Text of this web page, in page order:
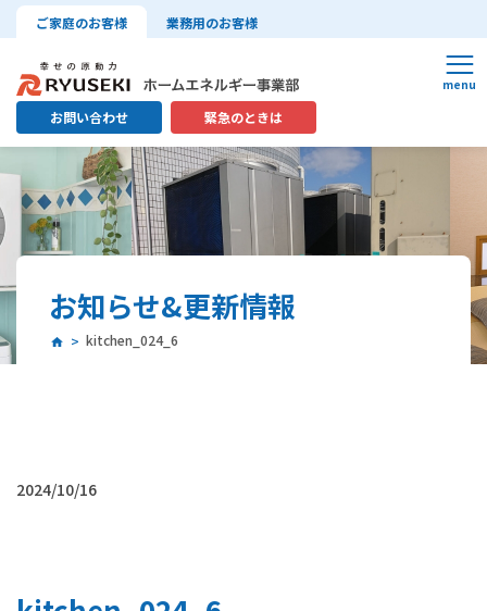
ご家庭のお客様 業務用のお客様
お問い合わせ 緊急のときは
お知らせ&更新情報
kitchen_024_6
2024/10/16